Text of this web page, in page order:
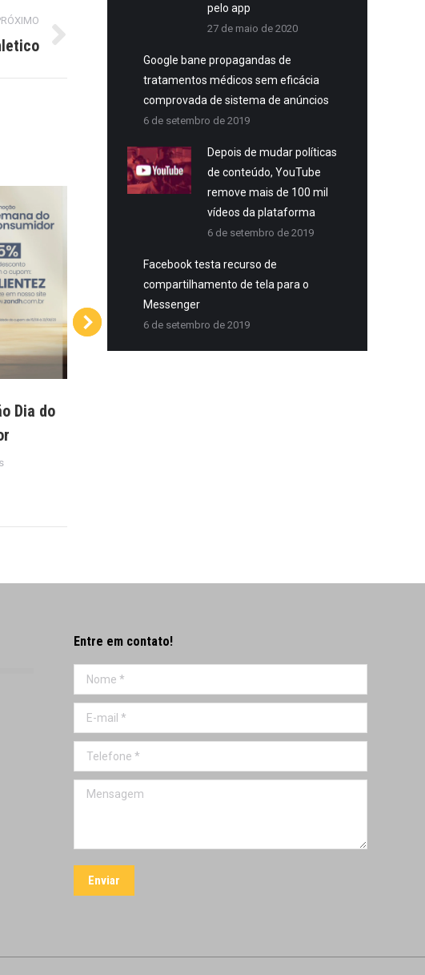
Dia do
Star Fitness – Post Redes
pelo app
27 de maio de 2020
Google bane propagandas de
tratamentos médicos sem eficácia
comprovada de sistema de anúncios
6 de setembro de 2019
Depois de mudar políticas
de conteúdo, YouTube
remove mais de 100 mil
vídeos da plataforma
6 de setembro de 2019
Facebook testa recurso de
compartilhamento de tela para o
Messenger
6 de setembro de 2019
Entre em contato!
Nome *
E-mail *
Telefone *
Mensagem
Enviar